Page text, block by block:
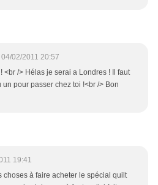
04/02/2011 20:57
<br /> Hélas je serai a Londres ! Il faut
pour passer chez toi !<br /> Bon
19:41
choses à faire acheter le spécial quilt